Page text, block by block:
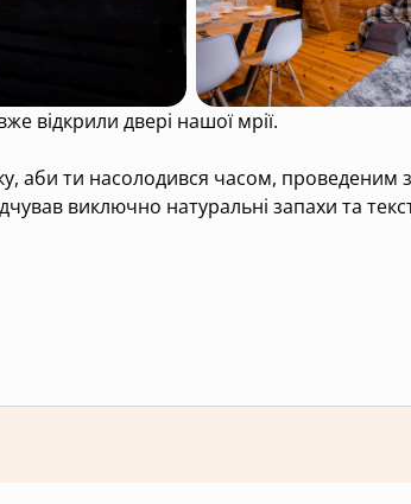
відкрили двері нашої мрії.
аби ти насолодився часом, проведеним
виключно натуральні запахи та
будь-які події або просто
за тел 096 32 40 233